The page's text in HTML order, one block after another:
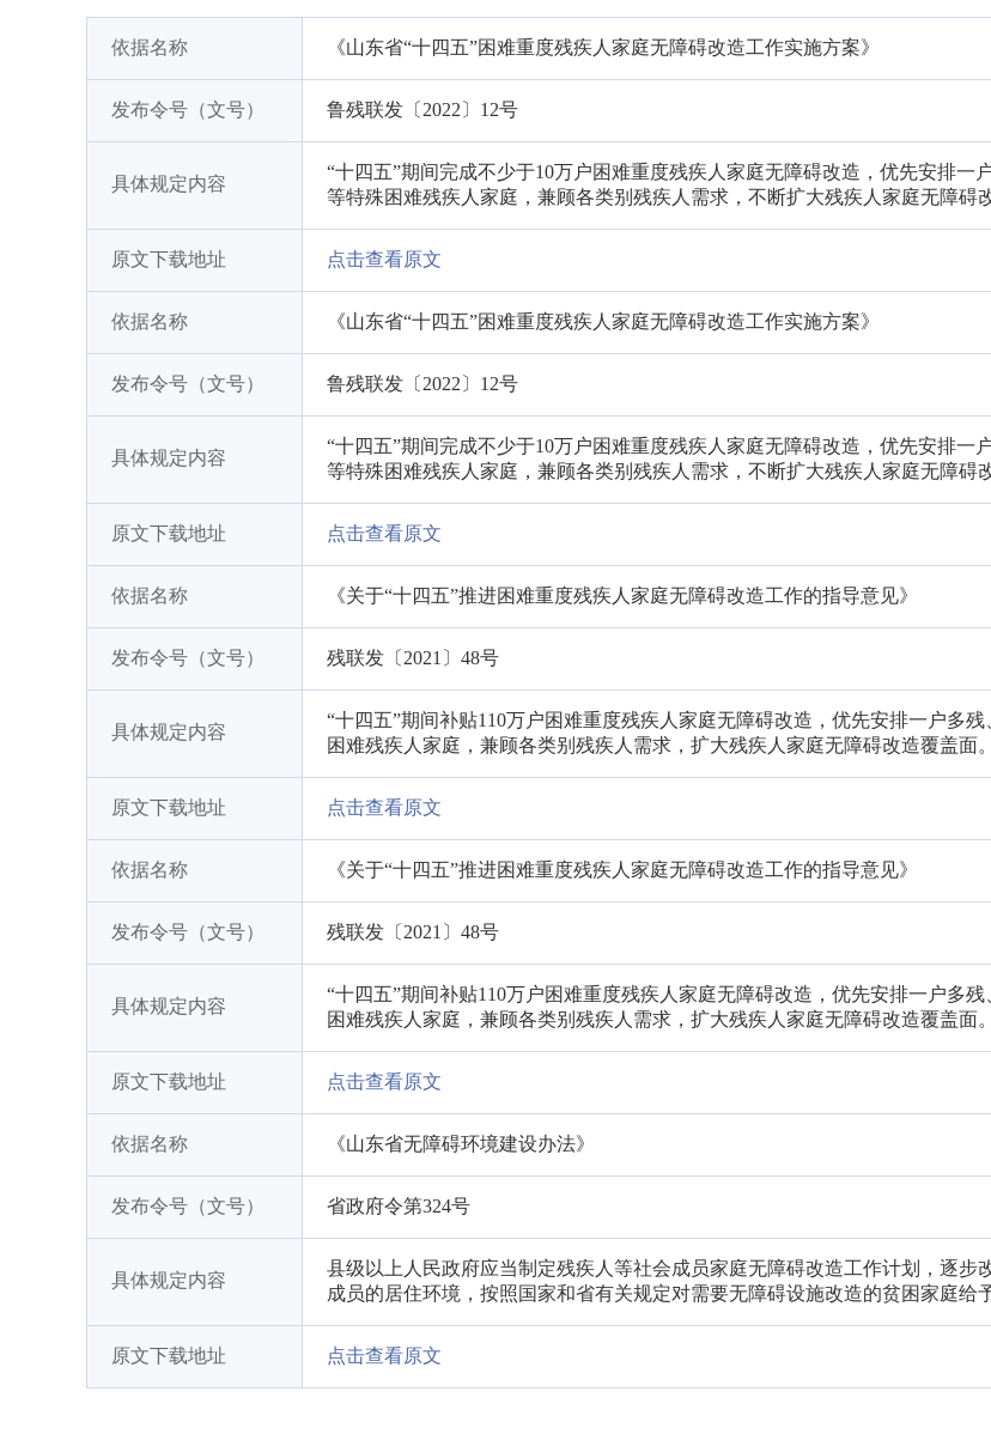
依据名称 《山东省“十四五”困难重度残疾人家庭无障碍改造工作实施方案》
发布令号（文号） 鲁残联发〔2022〕12号
具体规定内容
“十四五”期间完成不少于10万户困难重度残疾人家庭无障碍改造，优先安排一
等特殊困难残疾人家庭，兼顾各类别残疾人需求，不断扩大残疾人家庭无障碍
原文下载地址 点击查看原文
依据名称 《山东省“十四五”困难重度残疾人家庭无障碍改造工作实施方案》
发布令号（文号） 鲁残联发〔2022〕12号
具体规定内容
“十四五”期间完成不少于10万户困难重度残疾人家庭无障碍改造，优先安排一
等特殊困难残疾人家庭，兼顾各类别残疾人需求，不断扩大残疾人家庭无障碍
原文下载地址 点击查看原文
依据名称 《关于“十四五”推进困难重度残疾人家庭无障碍改造工作的指导意见》
发布令号（文号） 残联发〔2021〕48号
具体规定内容
“十四五”期间补贴110万户困难重度残疾人家庭无障碍改造，优先安排一户多
困难残疾人家庭，兼顾各类别残疾人需求，扩大残疾人家庭无障碍改造覆盖面。
原文下载地址 点击查看原文
依据名称 《关于“十四五”推进困难重度残疾人家庭无障碍改造工作的指导意见》
发布令号（文号） 残联发〔2021〕48号
具体规定内容
“十四五”期间补贴110万户困难重度残疾人家庭无障碍改造，优先安排一户多
困难残疾人家庭，兼顾各类别残疾人需求，扩大残疾人家庭无障碍改造覆盖面。
原文下载地址 点击查看原文
依据名称 《山东省无障碍环境建设办法》
发布令号（文号） 省政府令第324号
具体规定内容
县级以上人民政府应当制定残疾人等社会成员家庭无障碍改造工作计划，逐步
成员的居住环境，按照国家和省有关规定对需要无障碍设施改造的贫困家庭给
原文下载地址 点击查看原文